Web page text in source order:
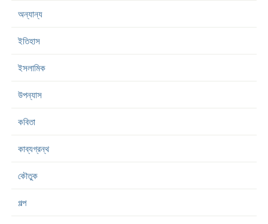
অন্যান্য
ইতিহাস
ইসলামিক
উপন্যাস
কবিতা
কাব্যগ্রন্থ
কৌতুক
গল্প